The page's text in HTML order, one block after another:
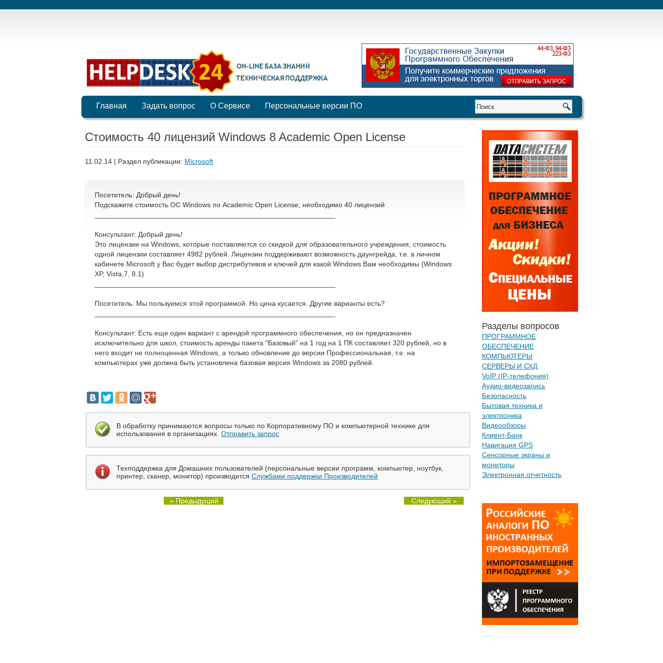
Главная Задать вопрос О Сервисе Персональные версии ПО
Стоимость 40 лицензий Windows 8 Academic Open License
11.02.14 | Раздел публикации: Microsoft
Посетитель: Добрый день!
Подскажите стоимость ОС Windows по Academic Open License, необходимо 40 лицензий
Консультант: Добрый день!
Это лицензии на Windows, которые поставляются со скидкой для образовательного учреждения, стоимость
одной лицензии составляет 4982 рублей. Лицензии поддерживают возможность даунгрейда, т.е. в личном
кабинете Microsoft у Вас будет выбор дистрибутивов и ключей для какой Windows Вам необходимы (Windows
XP, Vista,7, 8.1)
Посетитель: Мы пользуемся этой программой. Но цена кусается. Другие варианты есть?
Консультант: Есть еще один вариант с арендой программного обеспечения, но он предназначен
исключительно для школ, стоимость аренды пакета "Базовый" на 1 год на 1 ПК составляет 320 рублей, но в
него входит не полноценная Windows, а только обновление до версии Профессиональная, т.е. на
компьютерах уже должна быть установлена базовая версия Windows за 2080 рублей.
В обработку принимаются вопросы только по Корпоративному ПО и компьютерной технике для
использования в организациях. Отправить запрос
Техподдержка для Домашних пользователей (персональные версии программ, компьютер, ноутбук,
принтер, сканер, монитор) производится Службами поддержки Производителей
« Предыдущий Следующий »
Разделы вопросов
ПРОГРАММНОЕ
ОБЕСПЕЧЕНИЕ
КОМПЬЮТЕРЫ
СЕРВЕРЫ И СХД
VoIP (IP-телефония)
Аудио-видеозапись
Безопасность
Бытовая техника и
электроника
Видеообзоры
Клиент-Банк
Навигация GPS
Сенсорные экраны и
мониторы
Электронная отчетность